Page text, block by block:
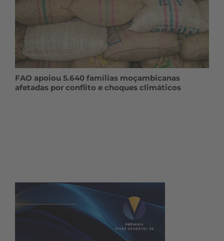
FAO apoiou 5.640 famílias moçambicanas
afetadas por conflito e choques climáticos